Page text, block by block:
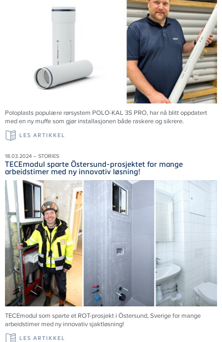
Poloplasts populære rørsystem POLO-KAL 3S PRO, har nå blitt oppdatert
med en ny muffe som gjør installasjonen både raskere og sikrere.
LES ARTIKKEL
18.03.2024 – STORIES
TECEmodul sparte Östersund-prosjektet for mange
arbeidstimer med ny innovativ løsning!
TECEmodul som sparte et ROT-prosjekt i Östersund, Sverige for mange
arbeidstimer med ny innovativ sjaktløsning!
LES ARTIKKEL